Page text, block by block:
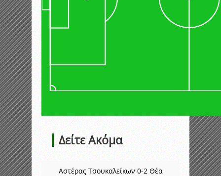
Δείτε Ακόμα
Αστέρας Τσουκαλεΐκων 0-2 Θέα